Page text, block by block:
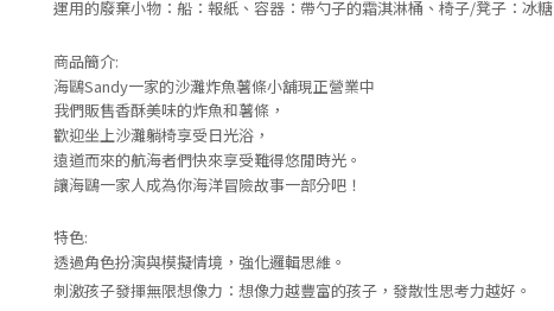
運用的廢棄小物：船：報紙、容器：帶勺子的霜淇淋桶、椅子/凳子：冰糖
商品簡介:
海鷗Sandy一家的沙灘炸魚薯條小舖現正營業中
我們販售香酥美味的炸魚和薯條，
歡迎坐上沙灘躺椅享受日光浴，
遠道而來的航海者們快來享受難得悠閒時光。
讓海鷗一家人成為你海洋冒險故事一部分吧！
特色:
透過角色扮演與模擬情境，強化邏輯思維。
刺激孩子發揮無限想像力：想像力越豐富的孩子，發散性思考力越好。